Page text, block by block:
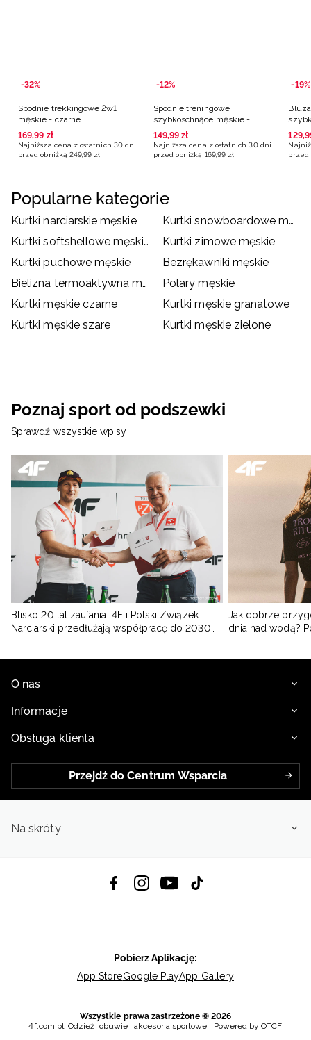
-32%
Spodnie trekkingowe 2w1
męskie - czarne
169,99 zł
Najniższa cena z ostatnich 30 dni
przed obniżką 249,99 zł
-12%
Spodnie treningowe
szybkoschnące męskie -
czarne
149,99 zł
Najniższa cena z ostatnich 30 dni
przed obniżką 169,99 zł
-19%
129,
przed
Popularne kategorie
Kurtki narciarskie męskie
Kurtki snowboardowe męskie
Kurtki softshellowe męskie
Kurtki zimowe męskie
Kurtki puchowe męskie
Bezrękawniki męskie
Bielizna termoaktywna męska
Polary męskie
Kurtki męskie czarne
Kurtki męskie granatowe
Kurtki męskie szare
Kurtki męskie zielone
Poznaj sport od podszewki
Sprawdź wszystkie wpisy
Blisko 20 lat zaufania. 4F i Polski Związek
Narciarski przedłużają współpracę do 2030
Jak dobrze
dnia nad wodą?
O nas
Informacje
Obsługa klienta
Przejdź do Centrum Wsparcia
Na skróty
Pobierz Aplikację:
App StoreGoogle PlayApp Gallery
Wszystkie prawa zastrzeżone © 2026
4f.com.pl: Odzież, obuwie i akcesoria sportowe | Powered by OTCF